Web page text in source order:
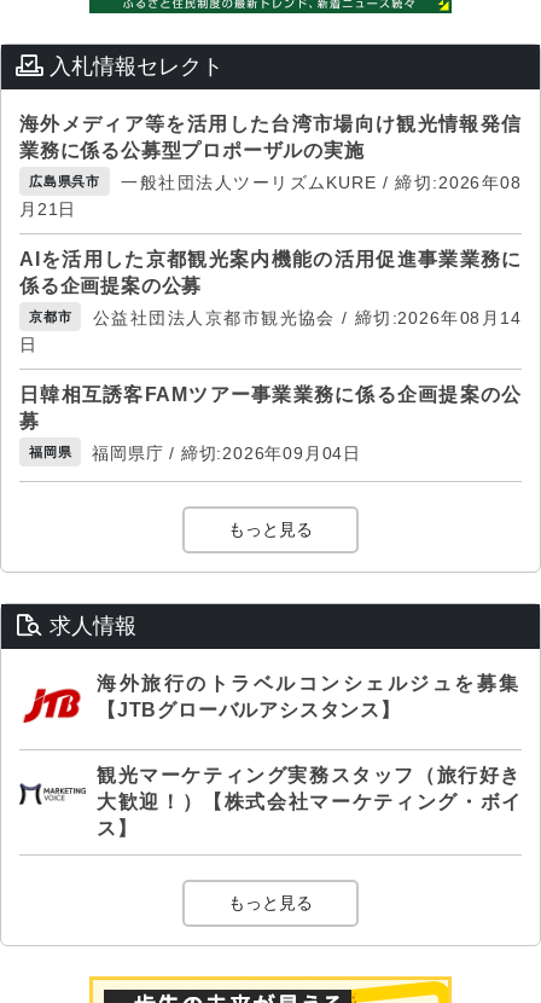
入札情報セレクト
海外メディア等を活用した台湾市場向け観光情報発信
業務に係る公募型プロポーザルの実施
広島県呉市
一般社団法人ツーリズムKURE / 締切:2026年08
月21日
AIを活用した京都観光案内機能の活用促進事業業務に
係る企画提案の公募
京都市
公益社団法人京都市観光協会 / 締切:2026年08月14
日
日韓相互誘客FAMツアー事業業務に係る企画提案の公
募
福岡県 福岡県庁 / 締切:2026年09月04日
もっと見る
求人情報
海外旅行のトラベルコンシェルジュを募集
【JTBグローバルアシスタンス】
観光マーケティング実務スタッフ（旅行好き
大歓迎！）【株式会社マーケティング・ボイ
ス】
もっと見る